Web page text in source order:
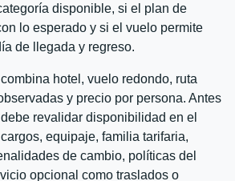
disponible, si el plan de
lo esperado y si el vuelo permite
de llegada y regreso.
hotel, vuelo redondo, ruta
y precio por persona. Antes
revalidar disponibilidad en el
equipaje, familia tarifaria,
de cambio, políticas del
opcional como traslados o